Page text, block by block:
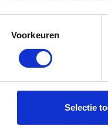
Voorkeuren
Selectie
Ja
HP Audio
Hoofdtelefoon-Microfoon